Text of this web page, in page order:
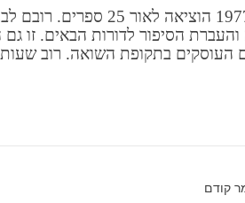
משנת 1977 הוציאה
והעברת הסיפור לדורות הבאים. זו
העוסקים בתקופת השואה. רוב
קודם